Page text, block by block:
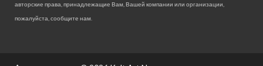
авторские права, принадлежащие Вам, Вашей компании или организации,
пожалуйста, сообщите нам.